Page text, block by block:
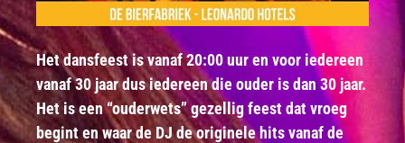
Het dansfeest is vanaf 20:00 uur en voor iedereen
vanaf 30 jaar dus iedereen die ouder is dan 30 jaar.
Het is een “ouderwets” gezellig feest dat vroeg
begint en waar de DJ de originele hits vanaf de